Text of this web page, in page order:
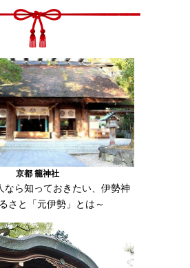
京都 籠神社
なら知っておきたい、伊勢神
さと「元伊勢」とは～